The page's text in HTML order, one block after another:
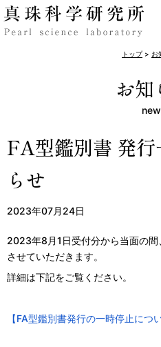
トップ> お
お知
FA型鑑別書 発
らせ
2023年07月24日
2023年8月1日受付分から当面の間
させていただきます。
詳細は下記をご覧ください。
【FA型鑑別書発行の一時停止につい